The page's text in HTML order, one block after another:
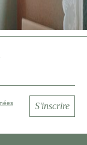
S'inscrire